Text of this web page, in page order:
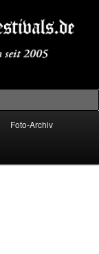
Foto-Archiv